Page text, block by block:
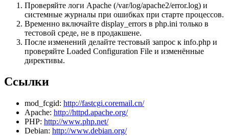
Проверяйте логи Apache (/var/log/apache2/error.log) и
системные журналы при ошибках при старте процессов.
Временно включайте display_errors в php.ini только в
тестовой среде, не в продакшене.
После изменений делайте тестовый запрос к info.php и
проверяйте Loaded Configuration File и изменённые
директивы.
Ссылки
mod_fcgid: http://fastcgi.coremail.cn/
Apache: http://httpd.apache.org/
PHP: http://www.php.net/
Debian: http://www.debian.org/